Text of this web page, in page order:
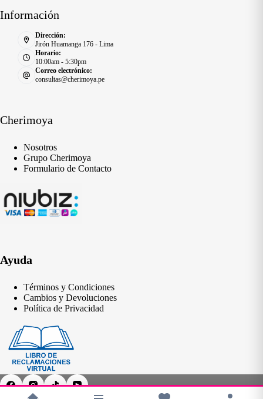
Información
Dirección:
Jirón Huamanga 176 - Lima
Horario:
10:00am - 5:30pm
Correo electrónico:
consultas@cherimoya.pe
Cherimoya
Nosotros
Grupo Cherimoya
Formulario de Contacto
Ayuda
Términos y Condiciones
Cambios y Devoluciones
Política de Privacidad